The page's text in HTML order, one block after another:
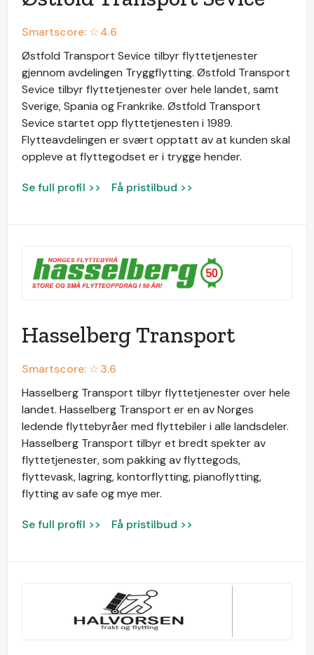
Smartscore: ☆4.6
Østfold Transport Sevice tilbyr flyttetjenester
gjennom avdelingen Tryggflytting. Østfold Transport
Sevice tilbyr flyttetjenester over hele landet, samt
Sverige, Spania og Frankrike. Østfold Transport
Sevice startet opp flyttetjenesten i 1989.
Flytteavdelingen er svært opptatt av at kunden skal
oppleve at flyttegodset er i trygge hender.
Se full profil >> Få pristilbud >>
Hasselberg Transport
Smartscore: ☆3.6
Hasselberg Transport tilbyr flyttetjenester over hele
landet. Hasselberg Transport er en av Norges
ledende flyttebyråer med flyttebiler i alle landsdeler.
Hasselberg Transport tilbyr et bredt spekter av
flyttetjenester, som pakking av flyttegods,
flyttevask, lagring, kontorflytting, pianoflytting,
flytting av safe og mye mer.
Se full profil >> Få pristilbud >>